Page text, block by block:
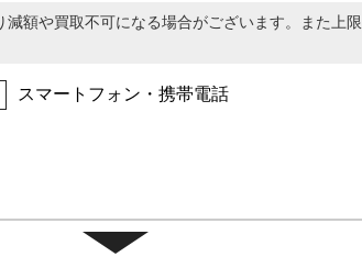
額や買取不可になる場合がございます。また上
スマートフォン・携帯電話